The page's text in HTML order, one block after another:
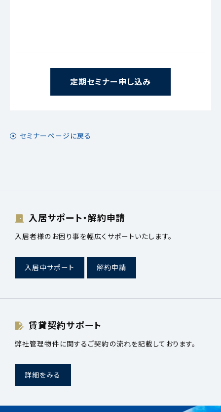
定期セミナー申し込み
セミナーページに戻る
入居サポート・解約申請
入居者様のお困り事を幅広くサポートいたします。
入居中サポート 解約申請
賃貸契約サポート
弊社管理物件に関するご契約の流れを記載しております。
詳細をみる